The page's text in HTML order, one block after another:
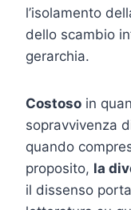
l’isolamento
dello scambio
gerarchia.
Costoso in
sopravvivenza
quando
proposito, la
il dissenso